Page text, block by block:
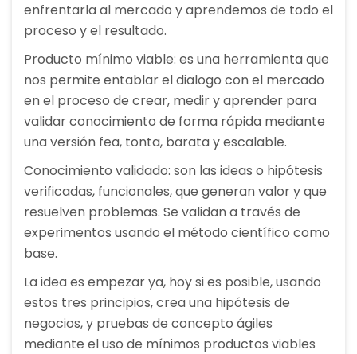
enfrentarla al mercado y aprendemos de todo el
proceso y el resultado.
Producto mínimo viable: es una herramienta que
nos permite entablar el dialogo con el mercado
en el proceso de crear, medir y aprender para
validar conocimiento de forma rápida mediante
una versión fea, tonta, barata y escalable.
Conocimiento validado: son las ideas o hipótesis
verificadas, funcionales, que generan valor y que
resuelven problemas. Se validan a través de
experimentos usando el método científico como
base.
La idea es empezar ya, hoy si es posible, usando
estos tres principios, crea una hipótesis de
negocios, y pruebas de concepto ágiles
mediante el uso de mínimos productos viables